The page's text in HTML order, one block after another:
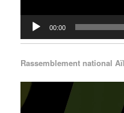
00:00
Rassemblement national
Lecteur
vidéo